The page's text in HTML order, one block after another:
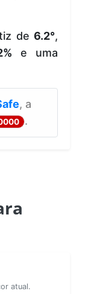
de 6.2°,
e uma
, a
.
atual.